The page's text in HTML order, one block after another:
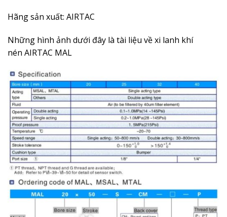
Hãng sản xuất: AIRTAC
Những hình ảnh dưới đây là tài liệu về xi lanh khí
nén AIRTAC MAL